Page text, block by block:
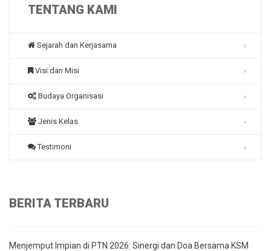
TENTANG KAMI
Sejarah dan Kerjasama
Visi dan Misi
Budaya Organisasi
Jenis Kelas
Testimoni
BERITA TERBARU
Menjemput Impian di PTN 2026: Sinergi dan Doa Bersama KSM